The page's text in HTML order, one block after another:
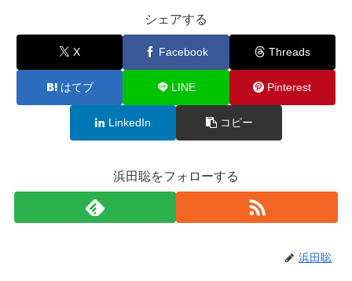
シェアする
X Facebook Threads
はてブ LINE Pinterest
LinkedIn コピー
浜田聡をフォローする
浜田聡